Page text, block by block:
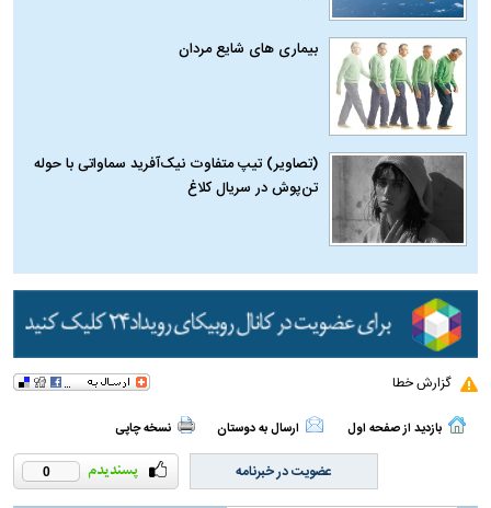
بیماری‌ های شایع مردان
(تصاویر) تیپ متفاوت نیک‌آفرید سماواتی با حوله
تن‌پوش در سریال کلاغ
گزارش خطا
بازدید از صفحه اول ارسال به دوستان نسخه چاپی
0 عضویت در خبرنامه